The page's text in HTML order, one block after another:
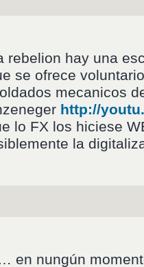
rebelion hay una
se ofrece
mecanicos
http://
lo FX los hiciese
la
en nungún